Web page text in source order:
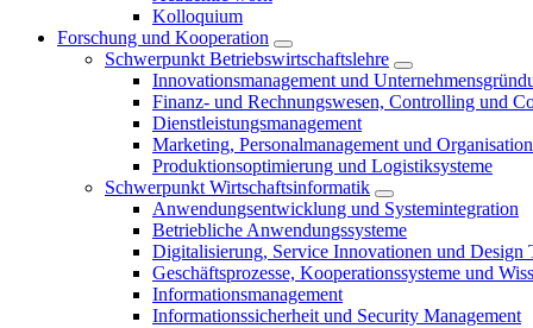
Kolloquium
Forschung und Kooperation
Schwerpunkt Betriebswirtschaftslehre
Innovationsmanagement und
Finanz- und Rechnungswesen, Controlling und
Dienstleistungsmanagement
Marketing, Personalmanagement und Organisation
Produktionsoptimierung und Logistiksysteme
Schwerpunkt Wirtschaftsinformatik
Anwendungsentwicklung und Systemintegration
Betriebliche Anwendungssysteme
Digitalisierung, Service Innovationen und Design
Geschäftsprozesse, Kooperationssysteme und
Informationsmanagement
Informationssicherheit und Security Management